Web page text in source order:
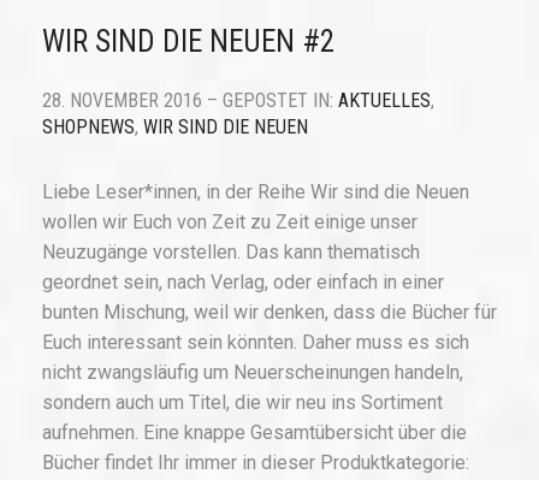
WIR SIND DIE NEUEN #2
28. NOVEMBER 2016 – GEPOSTET IN: AKTUELLES,
SHOPNEWS, WIR SIND DIE NEUEN
Liebe Leser*innen, in der Reihe Wir sind die Neuen
wollen wir Euch von Zeit zu Zeit einige unser
Neuzugänge vorstellen. Das kann thematisch
geordnet sein, nach Verlag, oder einfach in einer
bunten Mischung, weil wir denken, dass die Bücher für
Euch interessant sein könnten. Daher muss es sich
nicht zwangsläufig um Neuerscheinungen handeln,
sondern auch um Titel, die wir neu ins Sortiment
aufnehmen. Eine knappe Gesamtübersicht über die
Bücher findet Ihr immer in dieser Produktkategorie: